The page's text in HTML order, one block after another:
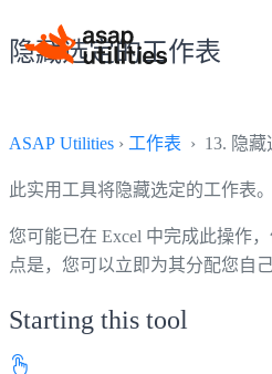
隐藏选定的工作表
ASAP Utilities › 工作表 › 13. 隐
此实用工具将隐藏选定的工作表。
您可能已在 Excel 中完成此操作
点是，您可以立即为其分配您自
Starting this tool